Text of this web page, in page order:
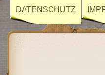
DATENSCHUTZ